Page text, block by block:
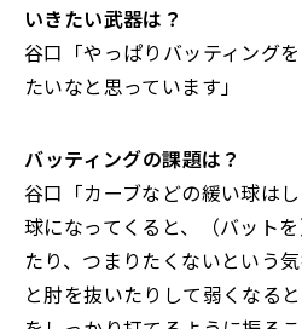
いきたい武器は？
谷口「やっぱりバッティング
たいなと思っています」
――バッティングの課題は？
谷口「カーブなどの緩い球は
球になってくると、（バット
たり、つまりたくないという
と肘を抜いたりして弱くなる